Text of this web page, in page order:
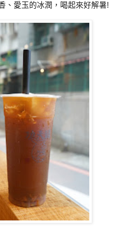
、愛玉的冰潤，喝起來好解暑!